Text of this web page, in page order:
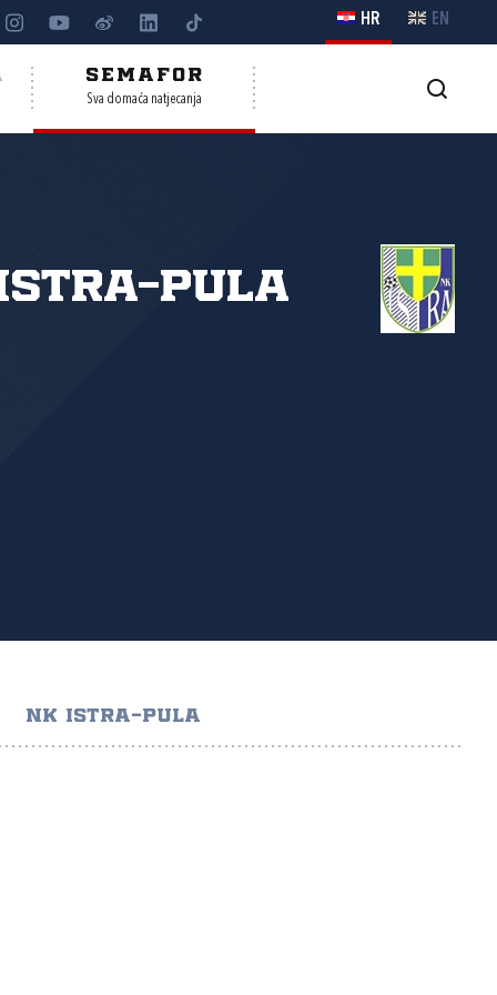
HR EN
SEMAFOR
Sva domaća natjecanja
Istra-Pula
NK ISTRA-PULA